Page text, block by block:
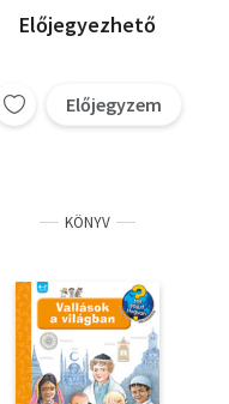
Előjegyezhető
Előjegyzem
KÖNYV